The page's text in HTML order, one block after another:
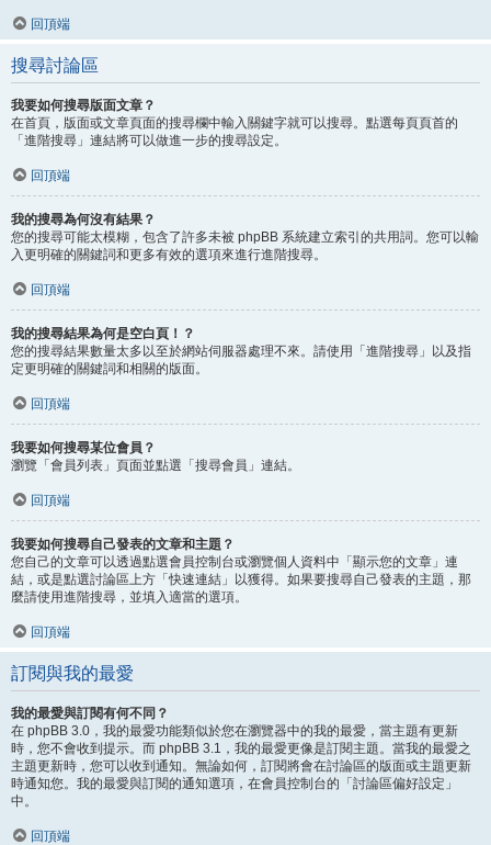
回頂端
搜尋討論區
我要如何搜尋版面文章？
在首頁，版面或文章頁面的搜尋欄中輸入關鍵字就可以搜尋。點選每頁頁首的
「進階搜尋」連結將可以做進一步的搜尋設定。
回頂端
我的搜尋為何沒有結果？
您的搜尋可能太模糊，包含了許多未被 phpBB 系統建立索引的共用詞。您可以輸
入更明確的關鍵詞和更多有效的選項來進行進階搜尋。
回頂端
我的搜尋結果為何是空白頁！？
您的搜尋結果數量太多以至於網站伺服器處理不來。請使用「進階搜尋」以及指
定更明確的關鍵詞和相關的版面。
回頂端
我要如何搜尋某位會員？
瀏覽「會員列表」頁面並點選「搜尋會員」連結。
回頂端
我要如何搜尋自己發表的文章和主題？
您自己的文章可以透過點選會員控制台或瀏覽個人資料中「顯示您的文章」連
結，或是點選討論區上方「快速連結」以獲得。如果要搜尋自己發表的主題，那
麼請使用進階搜尋，並填入適當的選項。
回頂端
訂閱與我的最愛
我的最愛與訂閱有何不同？
在 phpBB 3.0，我的最愛功能類似於您在瀏覽器中的我的最愛，當主題有更新
時，您不會收到提示。而 phpBB 3.1，我的最愛更像是訂閱主題。當我的最愛之
主題更新時，您可以收到通知。無論如何，訂閱將會在討論區的版面或主題更新
時通知您。我的最愛與訂閱的通知選項，在會員控制台的「討論區偏好設定」
中。
回頂端